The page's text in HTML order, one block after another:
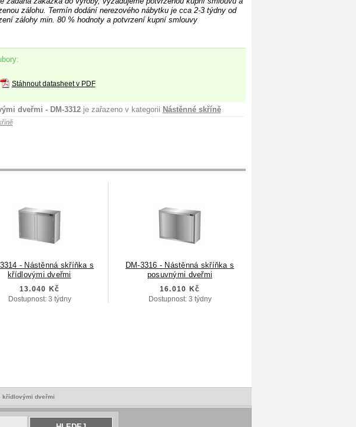
zálohu. Termín dodánínerezového nábytku je cca 2-3 týdny od
zálohy min. 80 % hodnoty a potvrzení kupní smlouvy
Stáhnout datasheet v PDF
dveřmi - DM-3312je zařazeno v kategorii Nástěnné skříně
- Nástěnná skříňka s
křídlovými dveřmi
13.040 Kč
Dostupnost: 3 týdny
DM-3316 - Nástěnná skříňka s
posuvnými dveřmi
16.010 Kč
Dostupnost: 3 týdny
křídlovými dveřmi